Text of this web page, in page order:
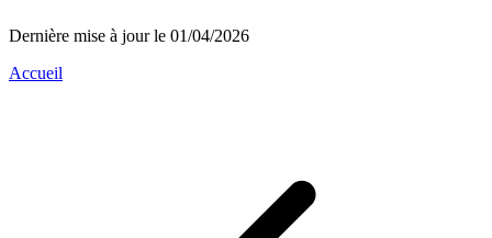
Dernière mise à jour le 01/04/2026
Accueil